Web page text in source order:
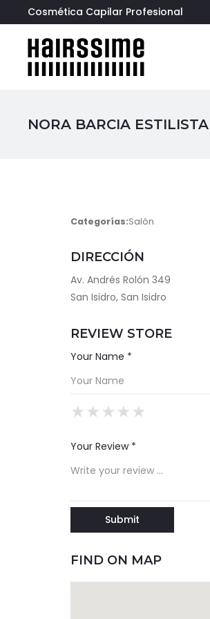
Cosmética Capilar Profesional
NORA BARCIA ESTILISTA
Categorías:Salón
DIRECCIÓN
Av. Andrés Rolón 349
San Isidro, San Isidro
REVIEW STORE
Your Name *
★
★★
★★★
★★★★
★★★★★
Your Review *
FIND ON MAP